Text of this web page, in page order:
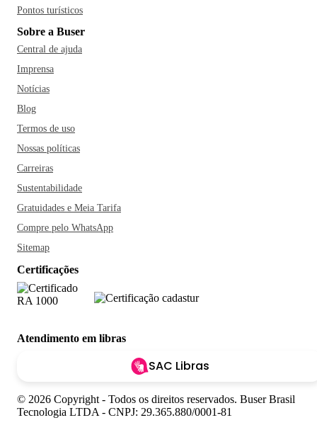
Pontos turísticos
Sobre a Buser
Central de ajuda
Imprensa
Notícias
Blog
Termos de uso
Nossas políticas
Carreiras
Sustentabilidade
Gratuidades e Meia Tarifa
Compre pelo WhatsApp
Sitemap
Certificações
Atendimento em libras
SAC Libras
© 2026 Copyright - Todos os direitos reservados. Buser Brasil
Tecnologia LTDA - CNPJ: 29.365.880/0001-81